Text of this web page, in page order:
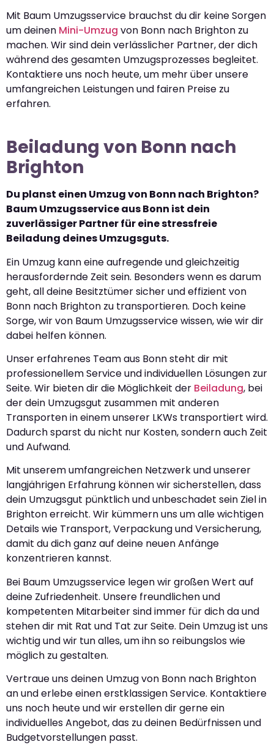
Mit Baum Umzugsservice brauchst du dir keine Sorgen
um deinen Mini-Umzug von Bonn nach Brighton zu
machen. Wir sind dein verlässlicher Partner, der dich
während des gesamten Umzugsprozesses begleitet.
Kontaktiere uns noch heute, um mehr über unsere
umfangreichen Leistungen und fairen Preise zu
erfahren.
Beiladung von Bonn nach
Brighton
Du planst einen Umzug von Bonn nach Brighton?
Baum Umzugsservice aus Bonn ist dein
zuverlässiger Partner für eine stressfreie
Beiladung deines Umzugsguts.
Ein Umzug kann eine aufregende und gleichzeitig
herausfordernde Zeit sein. Besonders wenn es darum
geht, all deine Besitztümer sicher und effizient von
Bonn nach Brighton zu transportieren. Doch keine
Sorge, wir von Baum Umzugsservice wissen, wie wir dir
dabei helfen können.
Unser erfahrenes Team aus Bonn steht dir mit
professionellem Service und individuellen Lösungen zur
Seite. Wir bieten dir die Möglichkeit der Beiladung, bei
der dein Umzugsgut zusammen mit anderen
Transporten in einem unserer LKWs transportiert wird.
Dadurch sparst du nicht nur Kosten, sondern auch Zeit
und Aufwand.
Mit unserem umfangreichen Netzwerk und unserer
langjährigen Erfahrung können wir sicherstellen, dass
dein Umzugsgut pünktlich und unbeschadet sein Ziel in
Brighton erreicht. Wir kümmern uns um alle wichtigen
Details wie Transport, Verpackung und Versicherung,
damit du dich ganz auf deine neuen Anfänge
konzentrieren kannst.
Bei Baum Umzugsservice legen wir großen Wert auf
deine Zufriedenheit. Unsere freundlichen und
kompetenten Mitarbeiter sind immer für dich da und
stehen dir mit Rat und Tat zur Seite. Dein Umzug ist uns
wichtig und wir tun alles, um ihn so reibungslos wie
möglich zu gestalten.
Vertraue uns deinen Umzug von Bonn nach Brighton
an und erlebe einen erstklassigen Service. Kontaktiere
uns noch heute und wir erstellen dir gerne ein
individuelles Angebot, das zu deinen Bedürfnissen und
Budgetvorstellungen passt.